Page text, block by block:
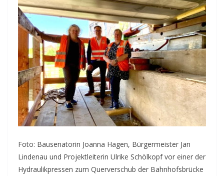
Foto: Bausenatorin Joanna Hagen, Bürgermeister Jan
Lindenau und Projektleiterin Ulrike Schölkopf vor einer der
Hydraulikpressen zum Querverschub der Bahnhofsbrücke